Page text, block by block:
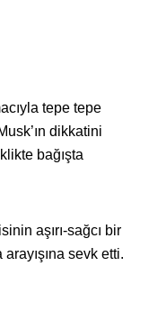
tepe tepe
dikkatini
bağışta
aşırı-sağcı bir
sevk etti.